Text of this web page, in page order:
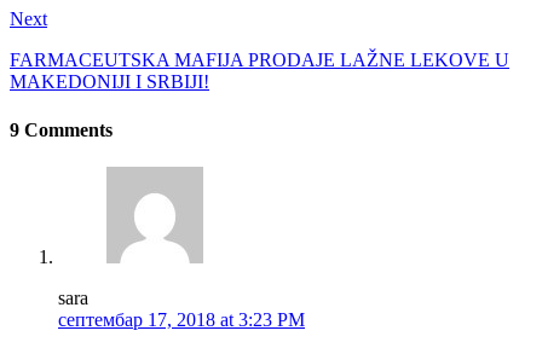
Next
FARMACEUTSKA MAFIJA PRODAJE LAŽNE LEKOVE U
MAKEDONIJI I SRBIJI!
9 Comments
sara
септембар 17, 2018 at 3:23 PM